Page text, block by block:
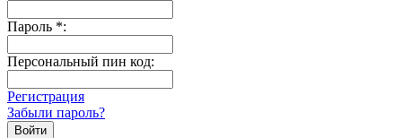
Пароль *:
Персональный пин код:
Регистрация
Забыли пароль?